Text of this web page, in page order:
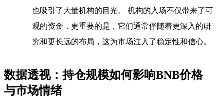
也吸引了大量机构的目光。 机构的入场不仅带来了可
观的资金，更重要的是，它们通常伴随着更深入的研
究和更长远的布局，这为市场注入了稳定性和信心。
数据透视：持仓规模如何影响BNB价格
与市场情绪